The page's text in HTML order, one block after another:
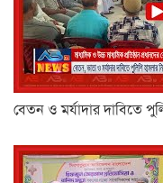
বেতন ও মর্যাদার দাবিতে